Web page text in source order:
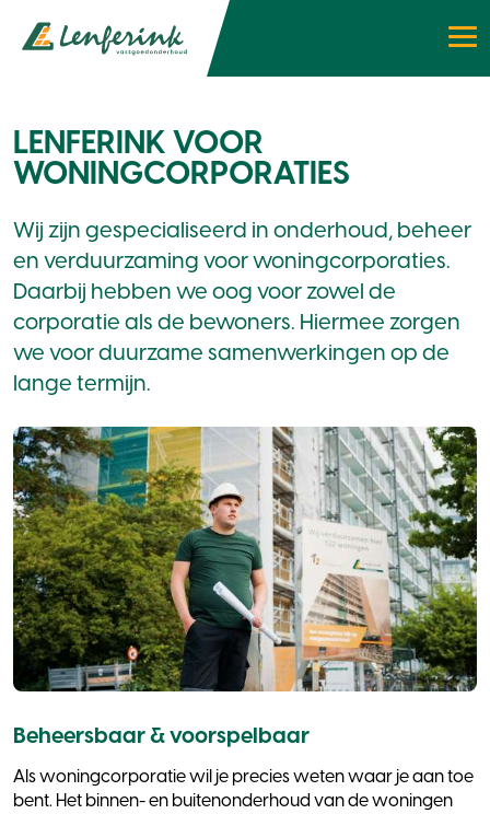
LENFERINK VOOR
WONINGCORPORATIES
Wij zijn gespecialiseerd in onderhoud, beheer
en verduurzaming voor woningcorporaties.
Daarbij hebben we oog voor zowel de
corporatie als de bewoners. Hiermee zorgen
we voor duurzame samenwerkingen op de
lange termijn.
Beheersbaar & voorspelbaar
Als woningcorporatie wil je precies weten waar je aan toe
bent. Het binnen- en buitenonderhoud van de woningen